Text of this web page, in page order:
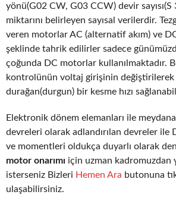
yönü(G02 CW, G03 CCW) devir
miktarını belirleyen sayısal verilerdir.
veren motorlar AC (alternatif akım) ve
şeklinde tahrik edilirler sadece
çoğunda DC motorlar kullanılmaktadır.
kontrolünün voltaj girişinin değiştirilerek
durağan(durgun) bir kesme hızı
Elektronik dönem elemanları ile
devreleri olarak adlandırılan devreler ile
ve momentleri oldukça duyarlı olarak
motor onarımı için uzman kadromuzdan
isterseniz Bizleri Hemen Ara butonuna
ulaşabilirsiniz.